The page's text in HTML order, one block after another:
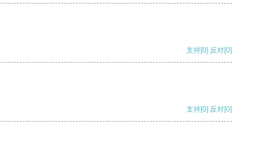
支持[0] 反对[0]
支持[0] 反对[0]